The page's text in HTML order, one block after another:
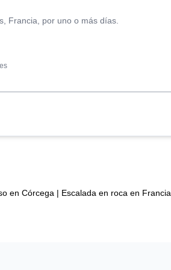
Francia, por uno o más días.
en Córcega | Escalada en roca en Francia